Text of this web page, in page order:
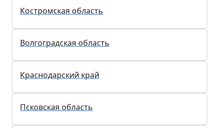
Костромская область
Волгоградская область
Краснодарский край
Псковская область